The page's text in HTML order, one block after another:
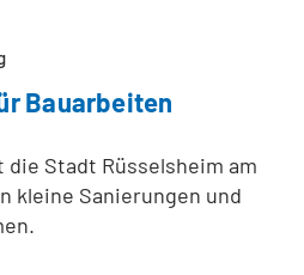
Bauarbeiten
Stadt Rüsselsheim am
kleine Sanierungen und